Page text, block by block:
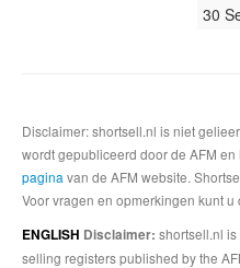
30
Disclaimer: shortsell.nl is niet
wordt gepubliceerd door de AFM
pagina van de AFM website.
Voor vragen en opmerkingen kunt
ENGLISH Disclaimer: shortsell.nl
selling registers published by the